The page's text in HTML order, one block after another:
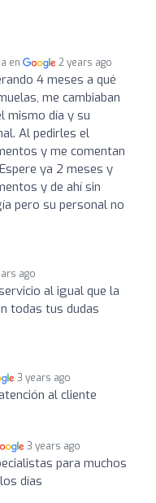
en 2 years ago
4 meses a qué
me cambiaban
mismo día y su
Al pedirles el
y me comentan
ya 2 meses y
y de ahí sin
pero su personal no
ago
al igual que la
todas tus dudas
3 years ago
al cliente
3 years ago
para muchos
días